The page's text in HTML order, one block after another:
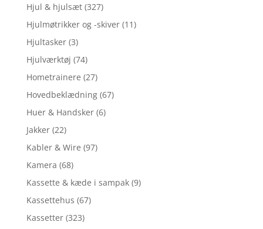
Hjul & hjulsæt (327)
Hjulmøtrikker og -skiver (11)
Hjultasker (3)
Hjulværktøj (74)
Hometrainere (27)
Hovedbeklædning (67)
Huer & Handsker (6)
Jakker (22)
Kabler & Wire (97)
Kamera (68)
Kassette & kæde i sampak (9)
Kassettehus (67)
Kassetter (323)